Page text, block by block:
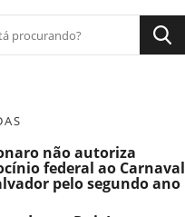
não autoriza
federal ao Carnaval
pelo segundo ano